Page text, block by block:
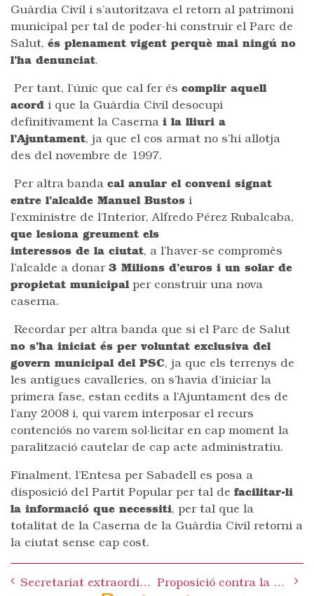
Guàrdia Civil i s’autoritzava el retorn al patrimoni
municipal per tal de poder-hi construir el Parc de
Salut, és plenament vigent perquè mai ningú no
l’ha denunciat.
Per tant, l’únic que cal fer és complir aquell
acord i que la Guàrdia Civil desocupi
definitivament la Caserna i la lliuri a
l’Ajuntament, ja que el cos armat no s’hi allotja
des del novembre de 1997.
Per altra banda cal anular el conveni signat
entre l’alcalde Manuel Bustos i
l’exministre de l’Interior, Alfredo Pérez Rubalcaba,
que lesiona greument els
interessos de la ciutat, a l’haver-se compromès
l’alcalde a donar 3 Milions d’euros i un solar de
propietat municipalper construir una nova
caserna.
Recordar per altra banda que si el Parc de Salut
no s’ha iniciat és per voluntat exclusiva del
govern municipal del PSC, ja que els terrenys de
les antigues cavalleries, on s’havia d’iniciar la
primera fase, estan cedits a l’Ajuntament des de
l’any 2008 i, qui varem interposar el recurs
contenciós no varem sol·licitar en cap moment la
paralització cautelar de cap acte administratiu.
Finalment, l’Entesa per Sabadell es posa a
disposició del Partit Popular per tal de facilitar-li
la informació que necessiti, per tal que la
totalitat de la Caserna de la Guàrdia Civil retorni a
la ciutat sense cap cost.
navigation
Secretariat extraordinari Proposició contra la repressió policial